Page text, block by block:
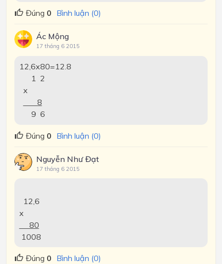
Đúng 0 Bình luận (0)
Ác Mộng
17 tháng 6 2015
12,6x80=12.8
1 2
x
8
9 6
Đúng 0 Bình luận (0)
Nguyễn Như Đạt
17 tháng 6 2015
12,6
x
80
1008
Đúng 0 Bình luận (0)